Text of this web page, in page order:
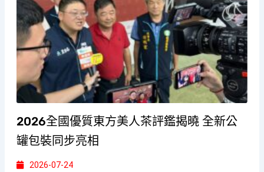
2026全國優質東方美人茶評鑑揭曉 全新公
罐包裝同步亮相
2026-07-24